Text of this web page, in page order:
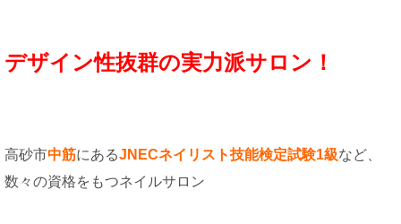
デザイン性抜群の実力派サロン！
高砂市中筋にあるJNECネイリスト技能検定試験1級など、
数々の資格をもつネイルサロン